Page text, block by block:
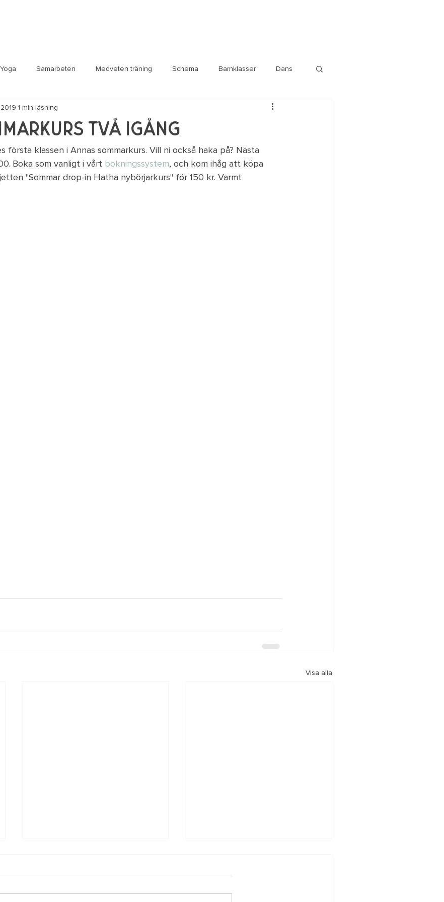
Yoga Samarbeten Medveten träning Schema Barnklasser Dans
Life hacks
två igång
1 min läsning
första klassen i Annas sommarkurs. Vill ni också haka på? Nästa
Boka som vanligt i vårt bokningssystem, och kom ihåg att köpa
"Sommar drop-in Hatha nybörjarkurs" för 150 kr. Varmt
Visa alla